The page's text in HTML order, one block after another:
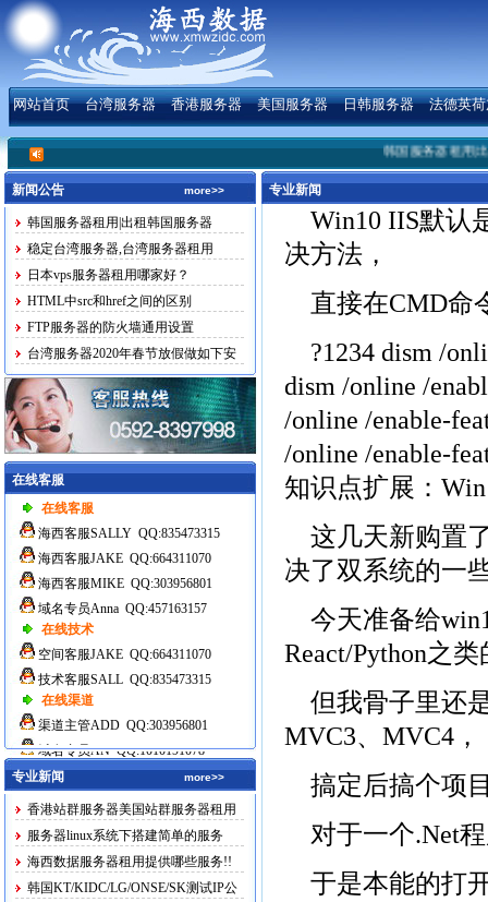
网站首页 台湾服务器 香港服务器 美国服务器 日韩服务器 法德英
韩国服务器租用|出租
新闻公告 more>>
韩国服务器租用|出租韩国服务器
稳定台湾服务器,台湾服务器租用
日本vps服务器租用哪家好？
HTML中src和href之间的区别
FTP服务器的防火墙通用设置
台湾服务器2020年春节放假做如下安
排
在线客服
在线客服
海西客服SALLY QQ:835473315
海西客服JAKE QQ:664311070
海西客服MIKE QQ:303956801
域名专员Anna QQ:457163157
在线技术
空间客服JAKE QQ:664311070
技术客服SALL QQ:835473315
在线渠道
渠道主管ADD QQ:303956801
域名专员AN QQ:1010191078
专业新闻
more>>
香港站群服务器美国站群服务器租用
服务器linux系统下搭建简单的服务
海西数据服务器租用提供哪些服务!!
韩国KT/KIDC/LG/ONSE/SK测试IP公
专业新闻
Win10 IIS默认
决方法，
直接在CMD命
?1234 dism /
dism /online /
/online /enable-
/online /enable-
知识点扩展：
这几天新购置
决了双系统的一
今天准备给
React/Python之类
但我骨子里还
MVC3、MVC4，
搞定后搞个项
对于一个.Net
于是本能的打